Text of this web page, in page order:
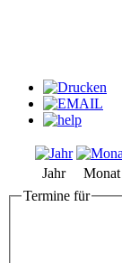
Jahr Monat
Termine für